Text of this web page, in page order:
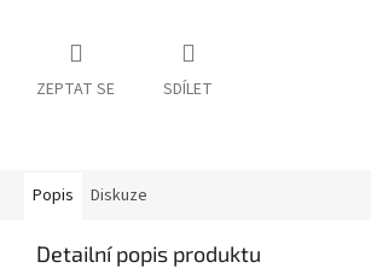
ZEPTAT SE SDÍLET
Popis Diskuze
Detailní popis produktu